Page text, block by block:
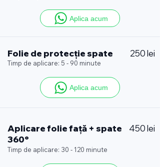
Aplica acum
Folie de protecție spate 250 lei
Timp de aplicare: 5 - 90 minute
Aplica acum
Aplicare folie față + spate
360°
450 lei
Timp de aplicare: 30 - 120 minute